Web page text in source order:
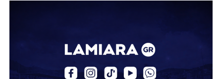
περσινή σεζόν πραγματοποίησε γεμάτη χρονιά στη Γ’